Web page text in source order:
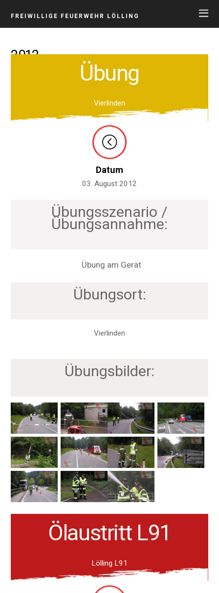
FREIWILLIGE FEUERWEHR LÖLLING
2012
Übung
Vierlinden
Datum
03. August 2012
Übungsszenario /
Übungsannahme:
Übung am Gerät
Übungsort:
Vierlinden
Übungsbilder:
Ölaustritt L91
Lölling L91